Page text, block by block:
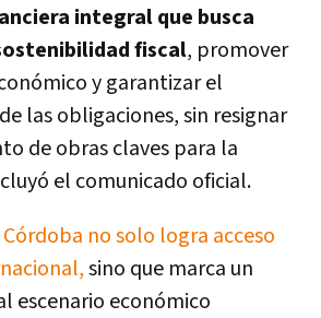
integral que busca
fiscal, promover
y garantizar el
las obligaciones, sin resignar
de obras claves para la
el comunicado oficial.
Córdoba no solo logra acceso
sino que marca un
escenario económico